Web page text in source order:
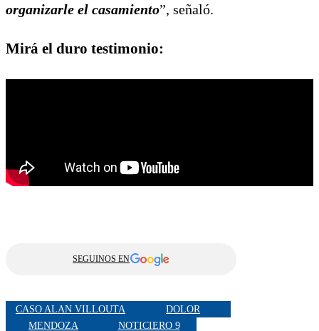
organizarle el casamiento”, señaló.
Mirá el duro testimonio:
SEGUINOS EN
CASO ALAN VILLOUTA
DOLOR
MENDOZA
NOTICIERO 9